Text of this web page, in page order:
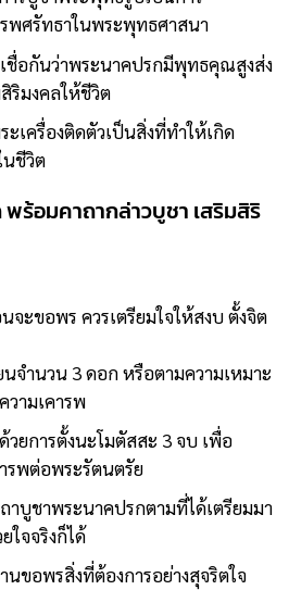
พศรัทธาในพระพุทธศาสนา
ชื่อกันว่าพระนาคปรกมีพุทธคุณสูงส่ง
ริมงคลให้ชีวิต
เครื่องติดตัวเป็นสิ่งที่ทำให้เกิด
นชีวิต
ร้อมคาถากล่าวบูชา เสริมสิริ
จะขอพร ควรเตรียมใจให้สงบ ตั้งจิต
จำนวน 3 ดอก หรือตามความเหมาะ
วามเคารพ
วยการตั้งนะโมตัสสะ 3 จบ เพื่อ
รพต่อพระรัตนตรัย
าบูชาพระนาคปรกตามที่ได้เตรียมมา
ใจจริงก็ได้
ขอพรสิ่งที่ต้องการอย่างสุจริตใจ